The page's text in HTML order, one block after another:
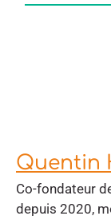
Quentin
Co-fondateur
depuis 2020,